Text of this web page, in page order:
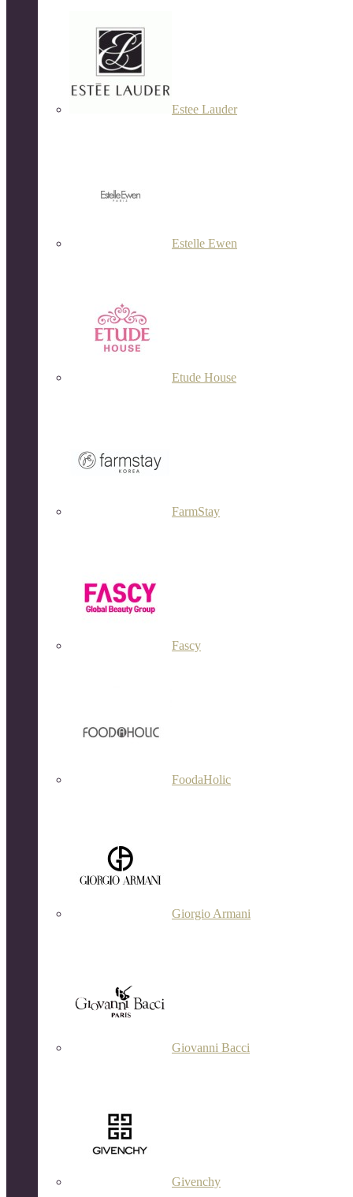
Estee Lauder
Estelle Ewen
Etude House
FarmStay
Fascy
FoodaHolic
Giorgio Armani
Giovanni Bacci
Givenchy